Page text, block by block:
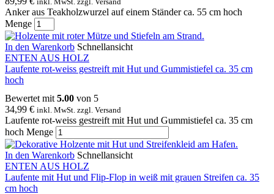
Anker aus Teakholzwurzel auf einem Ständer ca. 55 cm hoch
Menge
In den Warenkorb Schnellansicht
ENTEN AUS HOLZ
Laufente rot-weiss gestreift mit Hut und Gummistiefel ca. 35 cm
hoch
Bewertet mit 5.00 von 5
34,99 € inkl. MwSt. zzgl. Versand
Laufente rot-weiss gestreift mit Hut und Gummistiefel ca. 35 cm
hoch Menge
In den Warenkorb Schnellansicht
ENTEN AUS HOLZ
Laufente mit Hut und Flip-Flop in weiß mit grauen Streifen ca. 35
cm hoch